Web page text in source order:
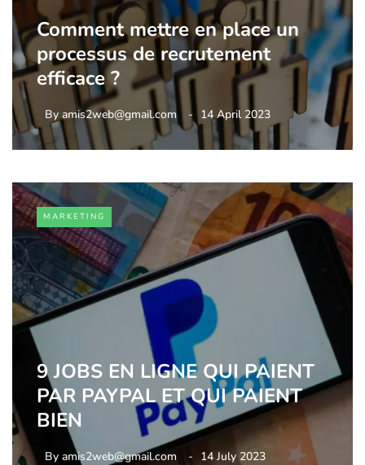
Comment mettre en place un
processus de recrutement
efficace ?
By amis2web@gmail.com 14 April 2023
MARKETING
9 JOBS EN LIGNE QUI PAIENT
PAR PAYPAL ET QUI PAIENT
BIEN
By amis2web@gmail.com 14 July 2023